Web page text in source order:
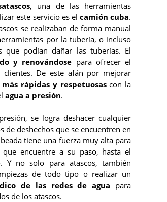
, una de las herramientas
este servicio es elcamión cuba.
se realizaban de forma manual
por la tubería, o incluso
que podían dañar las tuberías. El
y renovándose para ofrecer el
De este afán por mejorar
rápidas y respetuosascon la
agua a presión.
se logra deshacer cualquier
de deshechos que se encuentren en
tiene una fuerza muy alta para
encuentre a su paso, hasta el
Y no solo para atascos, también
de todo tipo o realizar un
de las redes de agua para
de los atascos.